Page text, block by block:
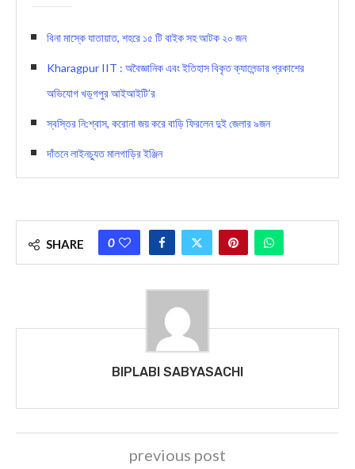
বিনা মাস্কে যাতায়াত, শহরে ১৫ টি বাইক সহ আটক ২০ জন
Kharagpur IIT : অবৈজ্ঞানিক এবং ইতিহাস বিকৃত ক্যালেন্ডার প্রকাশের
অভিযোগ খড়্গপুর আইআইটি’র
স্বস্তির নি:শ্বাস, করোনা জয় করে বাড়ি ফিরলেন দুই জেলার ৯জন
দাঁতনে লাইনচ্যুত মালগাড়ির ইঞ্জিন
SHARE 0
BIPLABI SABYASACHI
previous post